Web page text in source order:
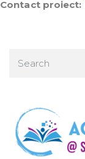
Contact proiect: